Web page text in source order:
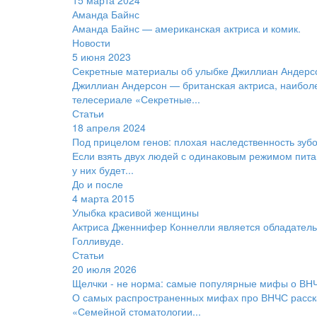
Аманда Байнс
Аманда Байнс — американская актриса и комик.
Новости
5 июня 2023
Секретные материалы об улыбке Джиллиан
Джиллиан Андерсон — британская актриса,
телесериале «Секретные...
Статьи
18 апреля 2024
Под прицелом генов: плохая наследственность
Если взять двух людей с одинаковым режимом
у них будет...
До и после
4 марта 2015
Улыбка красивой женщины
Актриса Дженнифер Коннелли является
Голливуде.
Статьи
20 июля 2026
Щелчки - не норма: самые популярные мифы о
О самых распространенных мифах про ВНЧС
«Семейной стоматологии...